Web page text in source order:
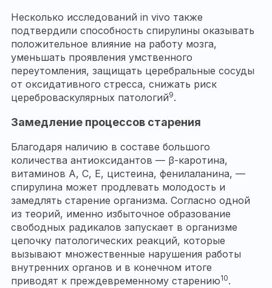
Несколько исследований in vivo также
подтвердили способность спирулины оказывать
положительное влияние на работу мозга,
уменьшать проявления умственного
переутомления, защищать церебральные сосуды
от оксидативного стресса, снижать риск
цереброваскулярных патологий9.
Замедление процессов старения
Благодаря наличию в составе большого
количества антиоксидантов — β-каротина,
витаминов A, C, E, цистеина, фенилаланина, —
спирулина может продлевать молодость и
замедлять старение организма. Согласно одной
из теорий, именно избыточное образование
свободных радикалов запускает в организме
цепочку патологических реакций, которые
вызывают множественные нарушения работы
внутренних органов и в конечном итоге
приводят к преждевременному старению10.